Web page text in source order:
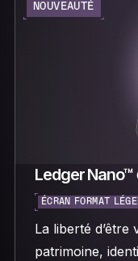
NOUVEAUTÉ
Ledger Nano™
ÉCRAN FORMAT
La liberté
patrimoine,